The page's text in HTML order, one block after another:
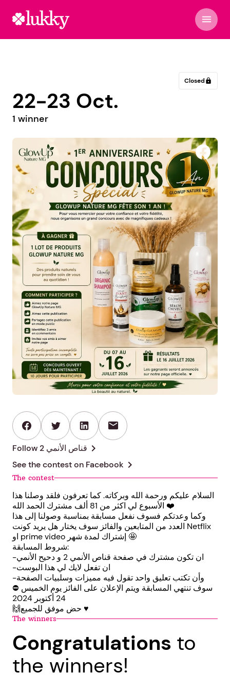
menu
Closed lock
22-23 Oct.
1 winner
قناص الأنمي 2
mail
Follow قناص الأنمي 2 chevron_right
See the contest on Facebook chevron_right
The contest
السلام عليكم ورحمة الله وبركاته. كما تعرفون فلقد وصلنا هذا
الأسبوع لي اكثر من 81 ألف مشترك الحمد الله ❤️
وكما وعدتكم فسوف نفعل مسابقة بمناسبة وصولنا إلى هذا
العدد من المتابعين والفائز سوف يختار هل يريد كونت Netflix
او prime video إشتراك لمدة شهر 🤩
شروط المسابقة:
-ان تكون مشترك في صفحة قناص الأنمي 2 و دحيح الأنمي
-ان تفعل لايك لي هذا البوست
-وأن تكتب تعليق واحد تقول فيه مميزات وسلبيات الصفحة
⛔ سوف تنتهي المسابقة ويتم الإعلان على الفائز يوم الخميس
24 أكتوبر 2024
🙌حض موفق للجميع ♥️
The winners
Congratulations to
the winners!